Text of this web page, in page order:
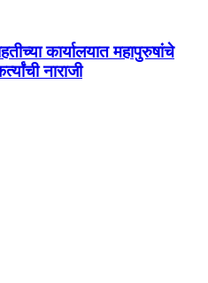
कार्यालयात महापुरुषांचे
नाराजी